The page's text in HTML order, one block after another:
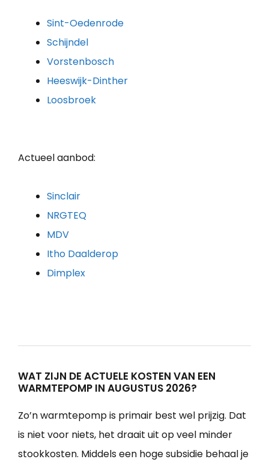
Sint-Oedenrode
Schijndel
Vorstenbosch
Heeswijk-Dinther
Loosbroek
Actueel aanbod:
Sinclair
NRGTEQ
MDV
Itho Daalderop
Dimplex
WAT ZIJN DE ACTUELE KOSTEN VAN EEN
WARMTEPOMP IN AUGUSTUS 2026?
Zo’n warmtepomp is primair best wel prijzig. Dat
is niet voor niets, het draait uit op veel minder
stookkosten. Middels een hoge subsidie behaal je